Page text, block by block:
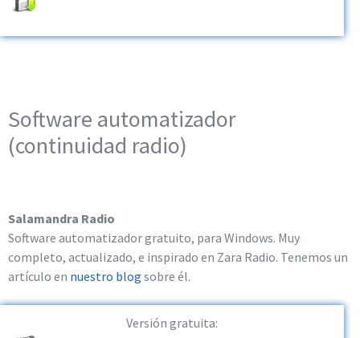
Software automatizador
(continuidad radio)
Salamandra Radio
Software automatizador gratuito, para Windows. Muy
completo, actualizado, e inspirado en Zara Radio. Tenemos un
artículo en nuestro blog sobre él.
Versión gratuita: